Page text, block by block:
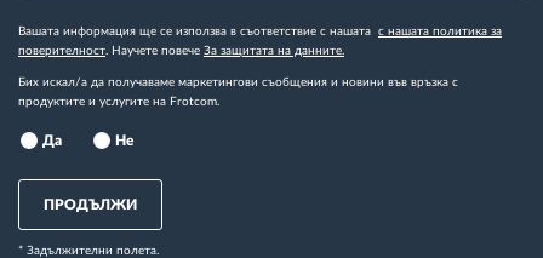
Вашата информация ще се използва в съответствие с нашата с нашата политика за
поверителност . Научете повече За защитата на данните.
Бих искал/а да получаваме маркетингови съобщения и новини във връзка с
продуктите и услугите на Frotcom.
Да Не
ПРОДЪЛЖИ
* Задължителни полета.